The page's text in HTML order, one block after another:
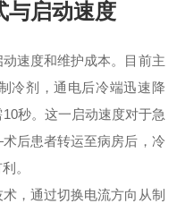
启动速度
速度和维护成本。目前主
冷剂，通电后冷端迅速降
秒。这一启动速度对于急
后患者转运至病房后，冷
。
，通过切换电流方向从制